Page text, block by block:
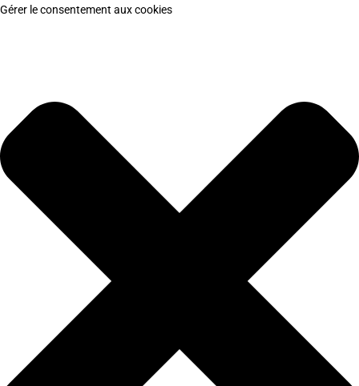
Gérer le consentement aux cookies